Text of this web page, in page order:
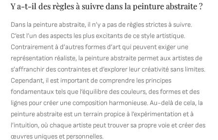
Y a-t-il des règles à suivre dans la peinture abstraite ?
Dans la peinture abstraite, il n’y a pas de règles strictes à suivre.
C’est l’un des aspects les plus excitants de ce style artistique.
Contrairement à d’autres formes d’art qui peuvent exiger une
représentation réaliste, la peinture abstraite permet aux artistes de
s’affranchir des contraintes et d’explorer leur créativité sans limites.
Cependant, il est important de comprendre les principes
fondamentaux tels que l’équilibre des couleurs, des formes et des
lignes pour créer une composition harmonieuse. Au-delà de cela, la
peinture abstraite est un terrain propice à l’expérimentation et à
l’intuition, où chaque artiste peut trouver sa propre voie et créer des
œuvres uniques et personnelles.